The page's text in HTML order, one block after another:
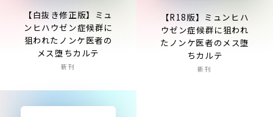
【白抜き修正版】ミュ
ンヒハウゼン症候群に
狙われたノンケ医者の
メス堕ちカルテ
新刊
【R18版】ミュンヒハ
ウゼン症候群に狙われ
たノンケ医者のメス堕
ちカルテ
新刊